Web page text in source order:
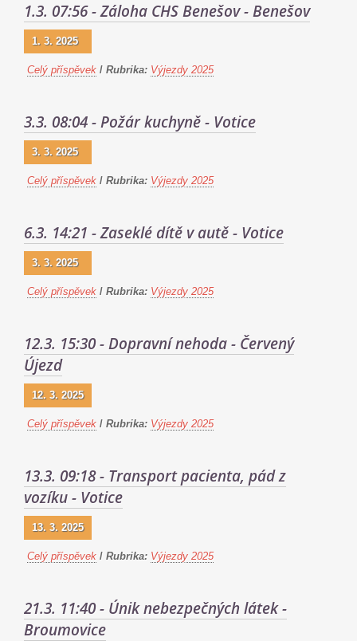
1.3. 07:56 - Záloha CHS Benešov - Benešov
1. 3. 2025
Celý příspěvek / Rubrika: Výjezdy 2025
3.3. 08:04 - Požár kuchyně - Votice
3. 3. 2025
Celý příspěvek / Rubrika: Výjezdy 2025
6.3. 14:21 - Zaseklé dítě v autě - Votice
3. 3. 2025
Celý příspěvek / Rubrika: Výjezdy 2025
12.3. 15:30 - Dopravní nehoda - Červený
Újezd
12. 3. 2025
Celý příspěvek / Rubrika: Výjezdy 2025
13.3. 09:18 - Transport pacienta, pád z
vozíku - Votice
13. 3. 2025
Celý příspěvek / Rubrika: Výjezdy 2025
21.3. 11:40 - Únik nebezpečných látek -
Broumovice